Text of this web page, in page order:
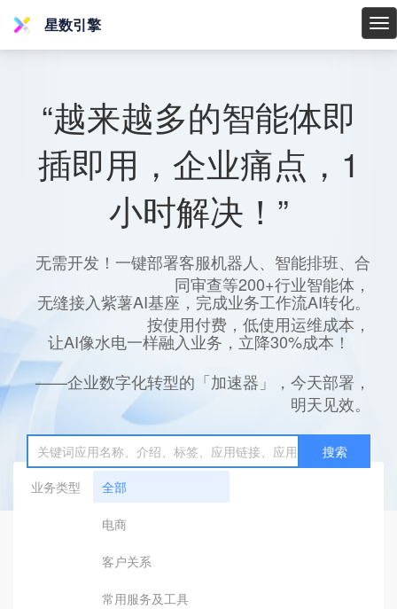
星
星数引擎
“越来越多的智能体即
插即用，企业痛点，1
小时解决！”
无需开发！一键部署客服机器人、智能排班、合
同审查等200+行业智能体，
无缝接入紫薯AI基座，完成业务工作流AI转化。
按使用付费，低使用运维成本，
让AI像水电一样融入业务，立降30%成本！
——企业数字化转型的「加速器」，今天部署，
明天见效。
搜索
业务类型
全部
电商
客户关系
常用服务及工具